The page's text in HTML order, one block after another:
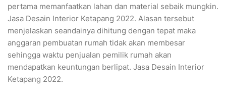
pertama memanfaatkan lahan dan material sebaik mungkin.
Jasa Desain Interior Ketapang 2022. Alasan tersebut
menjelaskan seandainya dihitung dengan tepat maka
anggaran pembuatan rumah tidak akan membesar
sehingga waktu penjualan pemilik rumah akan
mendapatkan keuntungan berlipat. Jasa Desain Interior
Ketapang 2022.